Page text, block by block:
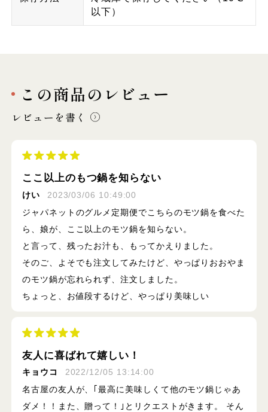
以下）
この商品のレビュー
レビューを書く
ここ以上のもつ鍋を知らない
けい
2023/03/06 10:49:00
ジャパネットのグルメ定期便でこちらのモツ鍋を食べた
ら、娘が、ここ以上のモツ鍋を知らない。
と言って、残ったお汁も、もってかえりました。
そのご、よそでも注文してみたけど、やっぱりおおやま
のモツ鍋が忘れられず、注文しました。
ちょっと、お値段するけど、やっぱり美味しい
友人に喜ばれて嬉しい！
キョウコ
2022/12/05 13:14:00
名古屋の友人が、｢最高に美味しくて他のモツ鍋じゃあ
ダメ！！また、贈って！｣とリクエストがきます。 そん